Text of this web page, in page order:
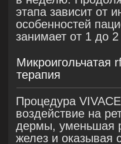
09
Клинический кейс 2